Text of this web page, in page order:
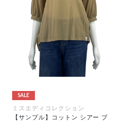
SALE
ミスエディコレクション
【サンプル】コットン シアー ブ